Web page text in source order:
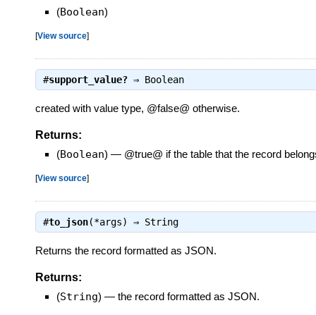
(Boolean)
[View source]
#support_value? ⇒ Boolean
created with value type, @false@ otherwise.
Returns:
(Boolean) — @true@ if the table that the record
[View source]
#to_json(*args) ⇒ String
Returns the record formatted as JSON.
Returns:
(String) — the record formatted as JSON.